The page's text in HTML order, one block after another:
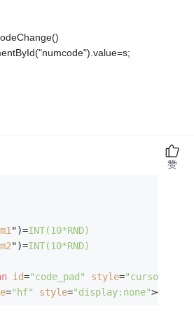
")=INT(10*RND)
")=INT(10*RND)
id="code_pad" style=
="hf" style="display:none"></
赞